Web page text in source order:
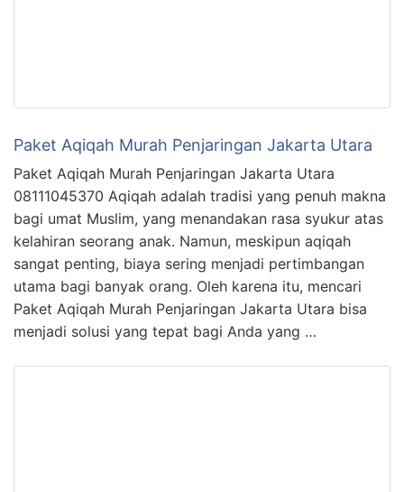
Paket Aqiqah Murah Penjaringan Jakarta Utara
Paket Aqiqah Murah Penjaringan Jakarta Utara
08111045370 Aqiqah adalah tradisi yang penuh makna
bagi umat Muslim, yang menandakan rasa syukur atas
kelahiran seorang anak. Namun, meskipun aqiqah
sangat penting, biaya sering menjadi pertimbangan
utama bagi banyak orang. Oleh karena itu, mencari
Paket Aqiqah Murah Penjaringan Jakarta Utara bisa
menjadi solusi yang tepat bagi Anda yang …